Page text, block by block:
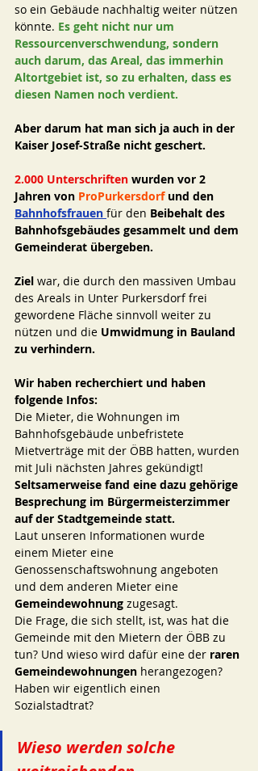
so ein Gebäude nachhaltig weiter nützen
könnte. Es geht nicht nur um
Ressourcenverschwendung, sondern
auch darum, das Areal, das immerhin
Altortgebiet ist, so zu erhalten, dass es
diesen Namen noch verdient.
Aber darum hat man sich ja auch in der
Kaiser Josef-Straße nicht geschert.
2.000 Unterschriften wurden vor 2
Jahren von ProPurkersdorf und den
Bahnhofsfrauen für den Beibehalt des
Bahnhofsgebäudes gesammelt und dem
Gemeinderat übergeben.
Ziel war, die durch den massiven Umbau
des Areals in Unter Purkersdorf frei
gewordene Fläche sinnvoll weiter zu
nützen und die Umwidmung in Bauland
zu verhindern.
Wir haben recherchiert und haben
folgende Infos:
Die Mieter, die Wohnungen im
Bahnhofsgebäude unbefristete
Mietverträge mit der ÖBB hatten, wurden
mit Juli nächsten Jahres gekündigt!
Seltsamerweise fand eine dazu gehörige
Besprechung im Bürgermeisterzimmer
auf der Stadtgemeinde statt.
Laut unseren Informationen wurde
einem Mieter eine
Genossenschaftswohnung angeboten
und dem anderen Mieter eine
Gemeindewohnung zugesagt.
Die Frage, die sich stellt, ist, was hat die
Gemeinde mit den Mietern der ÖBB zu
tun? Und wieso wird dafür eine der raren
Gemeindewohnungen herangezogen?
Haben wir eigentlich einen
Sozialstadtrat?
Wieso werden solche